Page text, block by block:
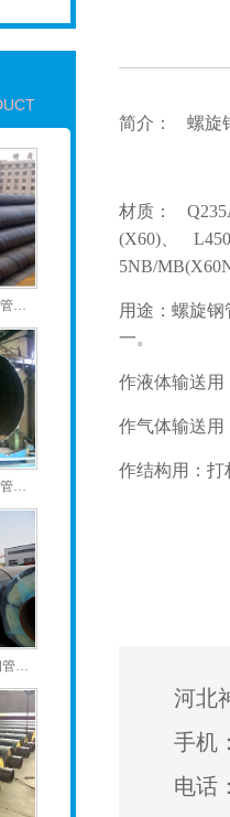
管…
…
管…
简介： 螺旋
材质：
(X60)、
5NB/
用途：螺旋
一。
作液体输送用
作气体输送用
作结构用：打
河北
手机
电话